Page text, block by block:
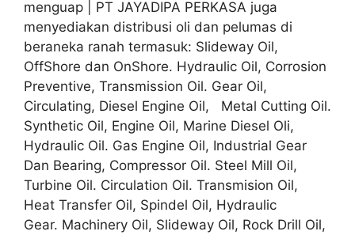
menguap | PT JAYADIPA PERKASA juga
menyediakan distribusi oli dan pelumas di
beraneka ranah termasuk: Slideway Oil,
OffShore dan OnShore. Hydraulic Oil, Corrosion
Preventive, Transmission Oil. Gear Oil,
Circulating, Diesel Engine Oil, Metal Cutting Oil.
Synthetic Oil, Engine Oil, Marine Diesel Oli,
Hydraulic Oil. Gas Engine Oil, Industrial Gear
Dan Bearing, Compressor Oil. Steel Mill Oil,
Turbine Oil. Circulation Oil. Transmision Oil,
Heat Transfer Oil, Spindel Oil, Hydraulic
Gear. Machinery Oil, Slideway Oil, Rock Drill Oil,